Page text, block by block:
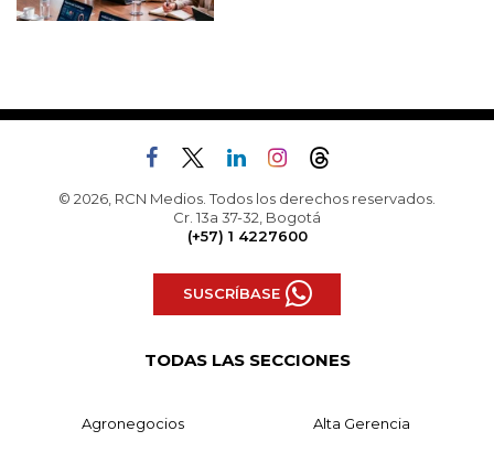
© 2026, RCN Medios. Todos los derechos reservados.
Cr. 13a 37-32, Bogotá
(+57) 1 4227600
SUSCRÍBASE
TODAS LAS SECCIONES
Agronegocios Alta Gerencia